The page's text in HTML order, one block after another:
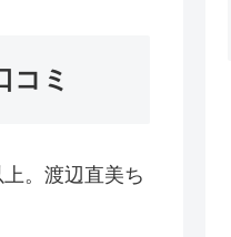
コミ
。渡辺直美ち